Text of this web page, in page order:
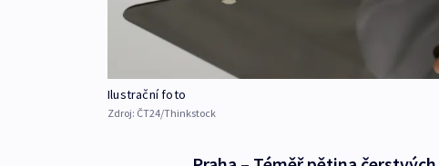
Ilustrační foto
Zdroj: ČT24/Thinkstock